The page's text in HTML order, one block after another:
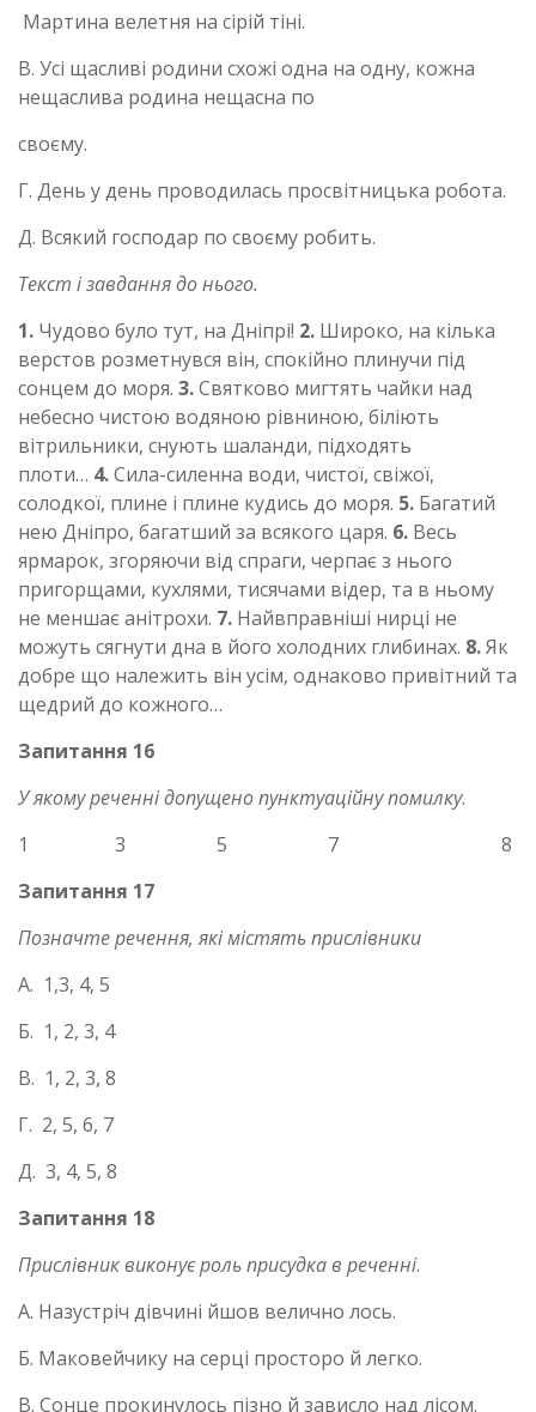
Мартина велетня на сірій тіні.
В. Усі щасливі родини схожі одна на одну, кожна
нещаслива родина нещасна по
своєму.
Г. День у день проводилась просвітницька робота.
Д. Всякий господар по своєму робить.
Текст і завдання до нього.
1. Чудово було тут, на Дніпрі! 2. Широко, на кілька
верстов розметнувся він, спокійно плинучи під
сонцем до моря. 3.Святково мигтять чайки над
небесно чистою водяною рівниною, біліють
вітрильники, снують шаланди, підходять
плоти… 4.Сила-силенна води, чистої, свіжої,
солодкої, плине і плине кудись до моря. 5. Багатий
нею Дніпро, багатший за всякого царя. 6. Весь
ярмарок, згоряючи від спраги, черпає з нього
пригорщами, кухлями, тисячами відер, та в ньому
не меншає анітрохи. 7. Найвправніші нирці не
можуть сягнути дна в його холодних глибинах. 8.Як
добре що належить він усім, однаково привітний та
щедрий до кожного…
Запитання 16
У якому реченні допущено пунктуаційну помилку.
1 3 5 7 8
Запитання 17
Позначте речення, які містять прислівники
А. 1,3, 4, 5
Б. 1, 2, 3, 4
В. 1, 2, 3, 8
Г. 2, 5, 6, 7
Д. 3, 4, 5, 8
Запитання 18
Прислівник виконує роль присудка в реченні.
А. Назустріч дівчині йшов велично лось.
Б. Маковейчику на серці просторо й легко.
В. Сонце прокинулось пізно й зависло над лісом.